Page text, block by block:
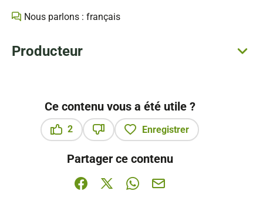
Nous parlons : français
Producteur
Ce contenu vous a été utile ?
2
Enregistrer
Partager ce contenu
Partager sur Facebook (nouvelle fenêtre)
Partager sur X / Twitter (nouvelle
Partager sur WhatsApp
Partager par mail